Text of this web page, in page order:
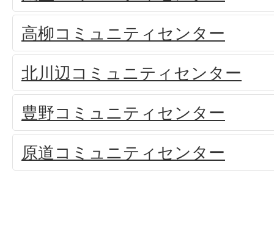
高柳コミュニティセンター
北川辺コミュニティセンター
豊野コミュニティセンター
原道コミュニティセンター